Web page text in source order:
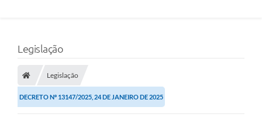
Legislação
Legislação
DECRETO Nº 13147/2025, 24 DE JANEIRO DE 2025